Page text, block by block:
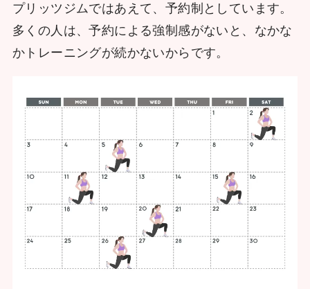
プリッツジムではあえて、予約制としています。
多くの人は、予約による強制感がないと、なかな
かトレーニングが続かないからです。